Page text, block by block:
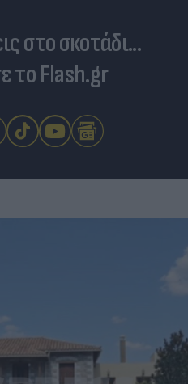
στο σκοτάδι...
το Flash.gr